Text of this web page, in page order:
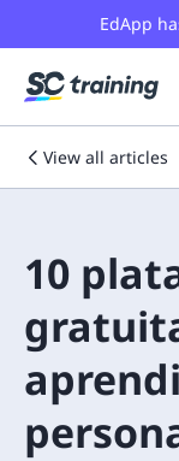
EdApp
View all articles
10